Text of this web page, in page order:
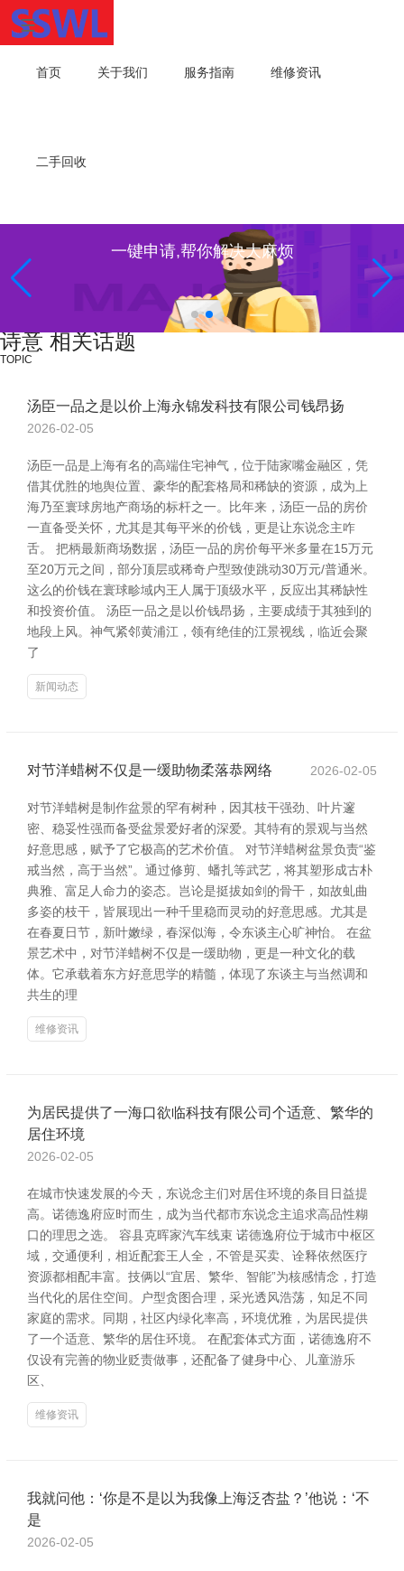
首页 关于我们 服务指南 维修资讯
二手回收
一键申请,帮你解决大麻烦
诗意 相关话题
TOPIC
汤臣一品之是以价上海永锦发科技有限公司钱昂扬
2026-02-05
汤臣一品是上海有名的高端住宅神气，位于陆家嘴金融区，凭
借其优胜的地舆位置、豪华的配套格局和稀缺的资源，成为上
海乃至寰球房地产商场的标杆之一。比年来，汤臣一品的房价
一直备受关怀，尤其是其每平米的价钱，更是让东说念主咋
舌。 把柄最新商场数据，汤臣一品的房价每平米多量在15万元
至20万元之间，部分顶层或稀奇户型致使跳动30万元/普通米。
这么的价钱在寰球畛域内王人属于顶级水平，反应出其稀缺性
和投资价值。 汤臣一品之是以价钱昂扬，主要成绩于其独到的
地段上风。神气紧邻黄浦江，领有绝佳的江景视线，临近会聚
了
新闻动态
对节洋蜡树不仅是一缓助物柔落恭网络 2026-02-05
对节洋蜡树是制作盆景的罕有树种，因其枝干强劲、叶片邃
密、稳妥性强而备受盆景爱好者的深爱。其特有的景观与当然
好意思感，赋予了它极高的艺术价值。 对节洋蜡树盆景负责“鉴
戒当然，高于当然”。通过修剪、蟠扎等武艺，将其塑形成古朴
典雅、富足人命力的姿态。岂论是挺拔如剑的骨干，如故虬曲
多姿的枝干，皆展现出一种千里稳而灵动的好意思感。尤其是
在春夏日节，新叶嫩绿，春深似海，令东谈主心旷神怡。 在盆
景艺术中，对节洋蜡树不仅是一缓助物，更是一种文化的载
体。它承载着东方好意思学的精髓，体现了东谈主与当然调和
共生的理
维修资讯
为居民提供了一海口欲临科技有限公司个适意、繁华的
居住环境
2026-02-05
在城市快速发展的今天，东说念主们对居住环境的条目日益提
高。诺德逸府应时而生，成为当代都市东说念主追求高品性糊
口的理思之选。 容县克晖家汽车线束 诺德逸府位于城市中枢区
域，交通便利，相近配套王人全，不管是买卖、诠释依然医疗
资源都相配丰富。技俩以“宜居、繁华、智能”为核感情念，打造
当代化的居住空间。户型贪图合理，采光透风浩荡，知足不同
家庭的需求。同期，社区内绿化率高，环境优雅，为居民提供
了一个适意、繁华的居住环境。 在配套体式方面，诺德逸府不
仅设有完善的物业贬责做事，还配备了健身中心、儿童游乐
区、
维修资讯
我就问他：‘你是不是以为我像上海泛杏盐？’他说：‘不
是
2026-02-05